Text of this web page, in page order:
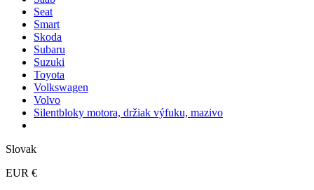
Seat
Smart
Skoda
Subaru
Suzuki
Toyota
Volkswagen
Volvo
Silentbloky motora, držiak výfuku, mazivo
Slovak
EUR €